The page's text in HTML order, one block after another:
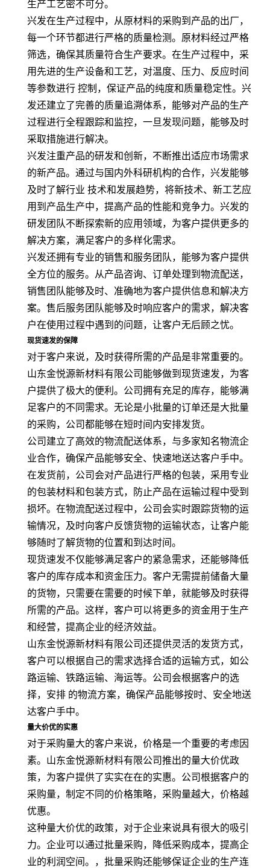
生产工艺密不可分。
兴发在生产过程中，从原材料的采购到产品的出厂，
每一个环节都进行严格的质量检测。原材料经过严格
筛选，确保其质量符合生产要求。在生产过程中，采
用先进的生产设备和工艺，对温度、压力、反应时间
等参数进行 控制，保证产品的纯度和质量稳定性。兴
发还建立了完善的质量追溯体系，能够对产品的生产
过程进行全程跟踪和监控，一旦发现问题，能够及时
采取措施进行解决。
兴发注重产品的研发和创新，不断推出适应市场需求
的新产品。通过与国内外科研机构的合作，兴发能够
及时了解行业 技术和发展趋势，将新技术、新工艺应
用到产品生产中，提高产品的性能和竞争力。兴发的
研发团队不断探索新的应用领域，为客户提供更多的
解决方案，满足客户的多样化需求。
兴发还拥有专业的销售和服务团队，能够为客户提供
全方位的服务。从产品咨询、订单处理到物流配送，
销售团队能够及时、准确地为客户提供信息和解决方
案。售后服务团队能够及时响应客户的需求，解决客
户在使用过程中遇到的问题，让客户无后顾之忧。
现货速发的保障
对于客户来说，及时获得所需的产品是非常重要的。
山东金悦源新材料有限公司能够做到现货速发，为客
户提供了极大的便利。公司拥有充足的库存，能够满
足客户的不同需求。无论是小批量的订单还是大批量
的采购，公司都能够在短时间内安排发货。
公司建立了高效的物流配送体系，与多家知名物流企
业合作，确保产品能够安全、快速地送达客户手中。
在发货前，公司会对产品进行严格的包装，采用专业
的包装材料和包装方式，防止产品在运输过程中受到
损坏。在物流配送过程中，公司会实时跟踪货物的运
输情况，及时向客户反馈货物的运输状态，让客户能
够随时了解货物的位置和到达时间。
现货速发不仅能够满足客户的紧急需求，还能够降低
客户的库存成本和资金压力。客户无需提前储备大量
的货物，只需要在需要的时候下单，就能够及时获得
所需的产品。这样，客户可以将更多的资金用于生产
和经营，提高企业的经济效益。
山东金悦源新材料有限公司还提供灵活的发货方式，
客户可以根据自己的需求选择合适的运输方式，如公
路运输、铁路运输、海运等。公司会根据客户的选
择，安排 的物流方案，确保产品能够按时、安全地送
达客户手中。
量大价优的实惠
对于采购量大的客户来说，价格是一个重要的考虑因
素。山东金悦源新材料有限公司推出的量大价优政
策，为客户提供了实实在在的实惠。公司根据客户的
采购量，制定不同的价格策略，采购量越大，价格越
优惠。
这种量大价优的政策，对于企业来说具有很大的吸引
力。企业可以通过批量采购，降低采购成本，提高企
业的利润空间。，批量采购还能够保证企业的生产连